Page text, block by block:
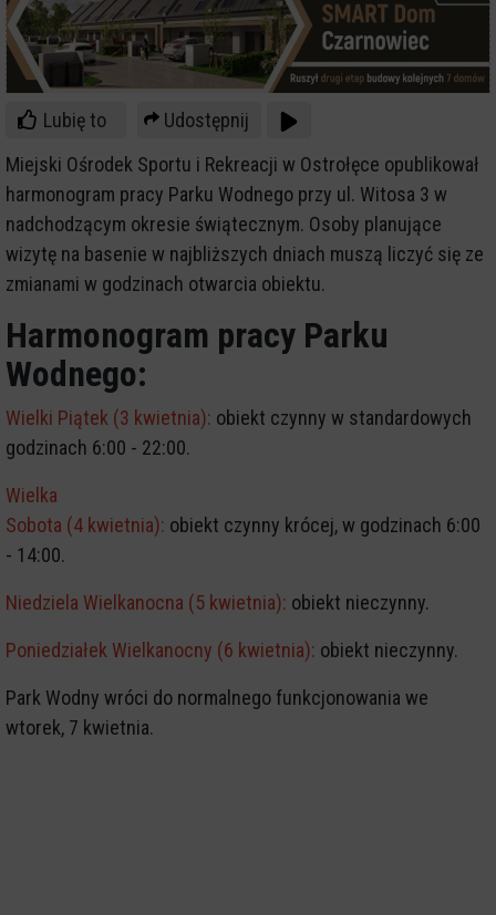
Lubię to
Udostępnij
Miejski Ośrodek Sportu i Rekreacji w Ostrołęce opublikował
harmonogram pracy Parku Wodnego przy ul. Witosa 3 w
nadchodzącym okresie świątecznym. Osoby planujące
wizytę na basenie w najbliższych dniach muszą liczyć się ze
zmianami w godzinach otwarcia obiektu.
Harmonogram pracy Parku
Wodnego:
Wielki Piątek (3 kwietnia): obiekt czynny w standardowych
godzinach 6:00 - 22:00.
Wielka
Sobota (4 kwietnia): obiekt czynny krócej, w godzinach 6:00
- 14:00.
Niedziela Wielkanocna (5 kwietnia): obiekt nieczynny.
Poniedziałek Wielkanocny (6 kwietnia): obiekt nieczynny.
Park Wodny wróci do normalnego funkcjonowania we
wtorek, 7 kwietnia.